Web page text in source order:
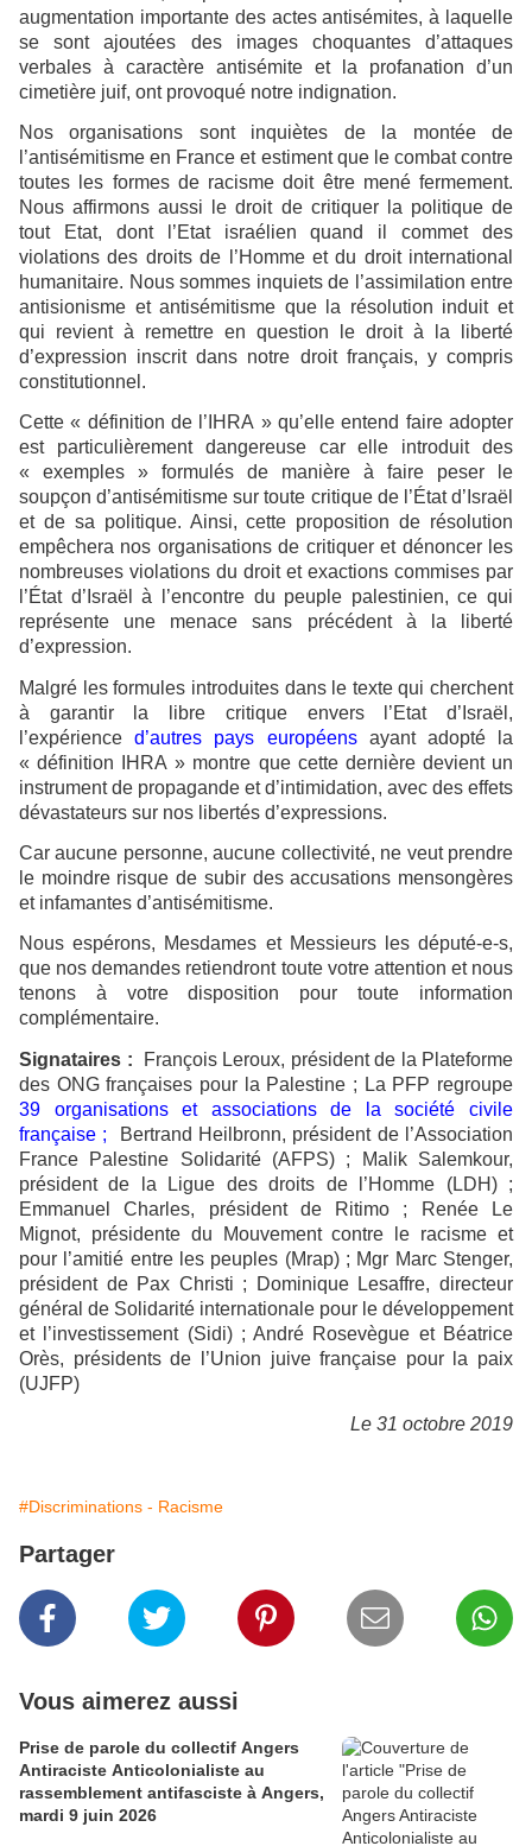
augmentation importante des actes antisémites, à laquelle
se sont ajoutées des images choquantes d’attaques
verbales à caractère antisémite et la profanation d’un
cimetière juif, ont provoqué notre indignation.
Nos organisations sont inquiètes de la montée de
l’antisémitisme en France et estiment que le combat contre
toutes les formes de racisme doit être mené fermement.
Nous affirmons aussi le droit de critiquer la politique de
tout Etat, dont l’Etat israélien quand il commet des
violations des droits de l’Homme et du droit international
humanitaire. Nous sommes inquiets de l’assimilation entre
antisionisme et antisémitisme que la résolution induit et
qui revient à remettre en question le droit à la liberté
d’expression inscrit dans notre droit français, y compris
constitutionnel.
Cette « définition de l’IHRA » qu’elle entend faire adopter
est particulièrement dangereuse car elle introduit des
« exemples » formulés de manière à faire peser le
soupçon d’antisémitisme sur toute critique de l’État d’Israël
et de sa politique. Ainsi, cette proposition de résolution
empêchera nos organisations de critiquer et dénoncer les
nombreuses violations du droit et exactions commises par
l’État d’Israël à l’encontre du peuple palestinien, ce qui
représente une menace sans précédent à la liberté
d’expression.
Malgré les formules introduites dans le texte qui cherchent
à garantir la libre critique envers l’Etat d’Israël,
l’expérienced’autres pays européensayant adopté la
« définition IHRA » montre que cette dernière devient un
instrument de propagande et d’intimidation, avec des effets
dévastateurs sur nos libertés d’expressions.
Car aucune personne, aucune collectivité, ne veut prendre
le moindre risque de subir des accusations mensongères
et infamantes d’antisémitisme.
Nous espérons, Mesdames et Messieurs les député-e-s,
que nos demandes retiendront toute votre attention et nous
tenons à votre disposition pour toute information
complémentaire.
Signataires :
François Leroux, président de la Plateforme
des ONG françaises pour la Palestine ; La PFP regroupe
39 organisations et associations de la société civile
française ;
Bertrand Heilbronn, président de l’Association
France Palestine Solidarité (AFPS) ; Malik Salemkour,
président de la Ligue des droits de l’Homme (LDH) ;
Emmanuel Charles, président de Ritimo ; Renée Le
Mignot, présidente du Mouvement contre le racisme et
pour l’amitié entre les peuples (Mrap) ; Mgr Marc Stenger,
président de Pax Christi ; Dominique Lesaffre, directeur
général de Solidarité internationale pour le développement
et l’investissement (Sidi) ; André Rosevègue et Béatrice
Orès, présidents de l’Union juive française pour la paix
(UJFP)
Le 31 octobre 2019
#Discriminations - Racisme
Partager
Vous aimerez aussi
Prise de parole du collectif Angers
Antiraciste Anticolonialiste au
rassemblement antifasciste à Angers,
mardi 9 juin 2026